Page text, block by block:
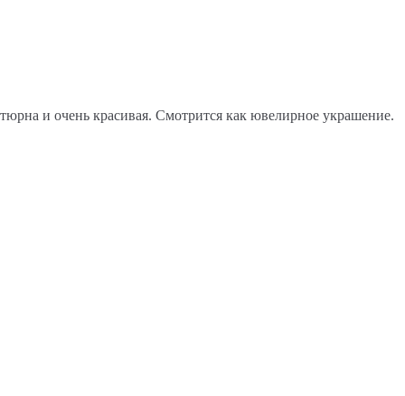
и очень красивая. Смотрится как ювелирное украшение.